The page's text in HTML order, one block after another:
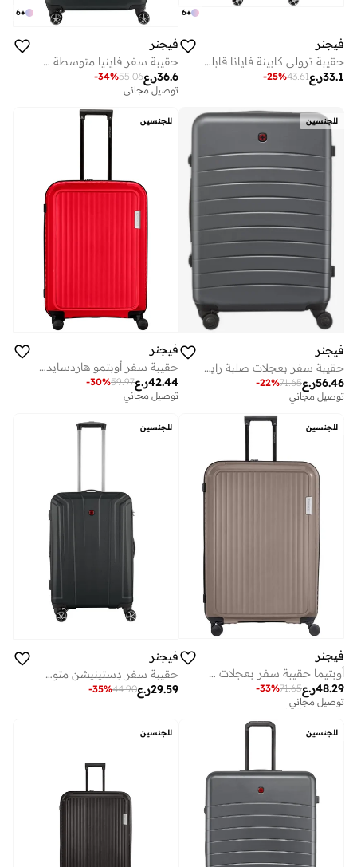
+
6
فيجنر
حقيبة ترولي كابينة فايانا قابلة للتوسيع 56 سم سوداء
ر.ع33.1
43.61
-25%
+
6
فيجنر
حقيبة سفر فاينيا متوسطة صلبة قابلة للتوسيع 78 سم سوداء - 612355
ر.ع36.6
55.06
-34%
توصيل مجاني
للجنسين
فيجنر
حقيبة سفر بعجلات صلبة رايل سم رمادي
ر.ع56.46
71.65
-22%
توصيل مجاني
للجنسين
فيجنر
حقيبة سفر أوبتمو هاردسايد قابلة للتوسيع 70 سم ترولي حمراء - 653314
ر.ع42.44
59.97
-30%
توصيل مجاني
للجنسين
فيجنر
أوبتيما حقيبة سفر بعجلات 84 سم بنية قابلة للتوسيع - 653318
ر.ع48.29
71.65
-33%
توصيل مجاني
على وشك النفاد
للجنسين
فيجنر
حقيبة سفر دِستينيشن متوسطة صلبة قابلة للتوسيع سم بعجلات سوداء
ر.ع29.59
44.90
-35%
للجنسين للجنسين